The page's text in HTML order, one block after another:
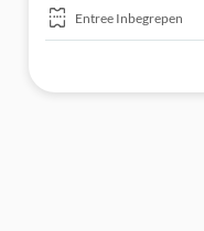
Entree Inbegrepen